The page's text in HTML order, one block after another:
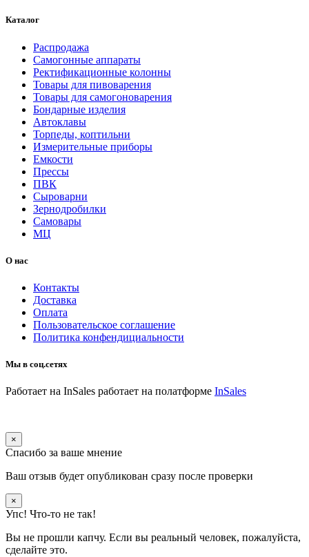
Каталог
Распродажа
Самогонные аппараты
Ректификационные колонны
Товары для пивоварения
Товары для самогоноварения
Бондарные изделия
Автоклавы
Торпеды, коптильни
Измерительные приборы
Емкости
Прессы
ПВК
Сыроварни
Зернодробилки
Самовары
МЦ
О нас
Контакты
Доставка
Оплата
Пользовательское соглашение
Политика конфендициальности
Мы в соц.сетях
Работает на InSales работает на полатформе InSales
×
Спасибо за ваше мнение
Ваш отзыв будет опубликован сразу после проверки
×
Упс! Что-то не так!
Вы не прошли капчу. Если вы реальный человек, пожалуйста,
сделайте это.